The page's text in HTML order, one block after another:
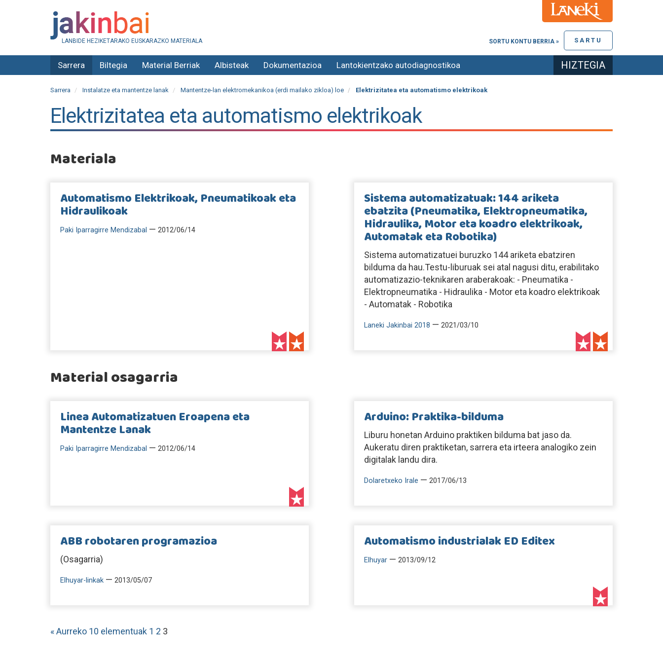
LANBIDE HEZIKETARAKO EUSKARAZKO MATERIALA SARTU
SORTU KONTU BERRIA »
Sarrera Biltegia Material Berriak Albisteak Dokumentazioa Lantokientzako autodiagnostikoa HIZTEGIA
Sarrera Instalatze eta mantentze lanak Mantentze-lan elektromekanikoa (erdi mailako zikloa) loe Elektrizitatea eta automatismo elektrikoak
Elektrizitatea eta automatismo elektrikoak
Materiala
Automatismo Elektrikoak, Pneumatikoak eta
Hidraulikoak
Paki Iparragirre Mendizabal — 2012/06/14
Sistema automatizatuak: 144 ariketa
ebatzita (Pneumatika, Elektropneumatika,
Hidraulika, Motor eta koadro elektrikoak,
Automatak eta Robotika)
Sistema automatizatuei buruzko 144 ariketa ebatziren
bilduma da hau.Testu-liburuak sei atal nagusi ditu, erabilitako
automatizazio-teknikaren araberakoak: - Pneumatika -
Elektropneumatika - Hidraulika - Motor eta koadro elektrikoak
- Automatak - Robotika
Laneki Jakinbai 2018 — 2021/03/10
Material osagarria
Linea Automatizatuen Eroapena eta
Mantentze Lanak
Paki Iparragirre Mendizabal — 2012/06/14
Arduino: Praktika-bilduma
Liburu honetan Arduino praktiken bilduma bat jaso da.
Aukeratu diren praktiketan, sarrera eta irteera analogiko zein
digitalak landu dira.
Dolaretxeko Irale — 2017/06/13
ABB robotaren programazioa
(Osagarria)
Elhuyar-linkak — 2013/05/07
Automatismo industrialak ED Editex
Elhuyar — 2013/09/12
« Aurreko 10 elementuak 1 2 3